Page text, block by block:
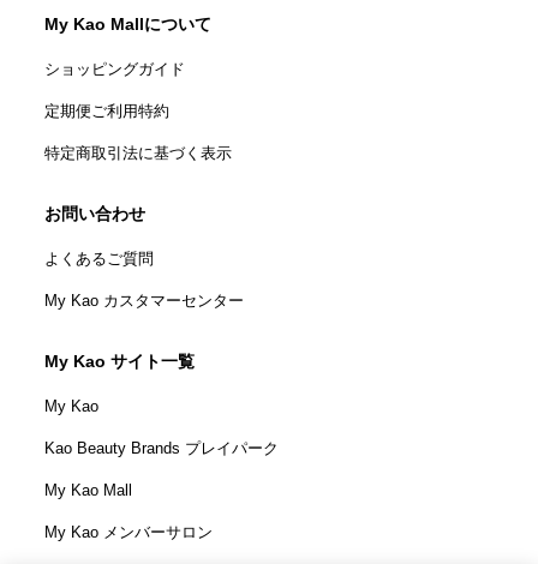
My Kao Mallについて
ショッピングガイド
定期便ご利用特約
特定商取引法に基づく表示
お問い合わせ
よくあるご質問
My Kao カスタマーセンター
My Kao サイト一覧
My Kao
Kao Beauty Brands プレイパーク
My Kao Mall
My Kao メンバーサロン